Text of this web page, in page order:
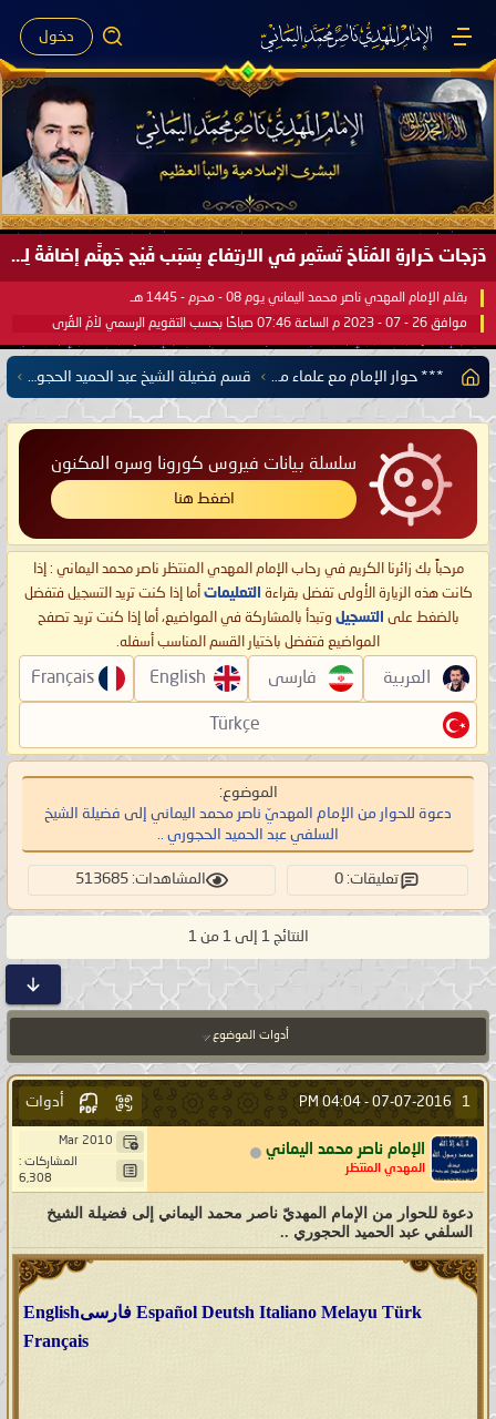
دخول
صَيْفُ سَقَرَ يَبدأُ في اجتياحِ شِتاءِ القُطبِ الشَّمالي كَما وعَدناكُم بالحقِّ لعَامِكم هذا (1445 هـ) ..
بقلم الإمام المهدي ناصر محمد اليماني يوم 18 - جمادى الآخرة - 1445 هـ
موافق 31 - 12 - 2023 م الساعة 07:44 صباحًا بحسب التقويم الرسمي لأمّ القُرى
سلسلة بيانات فيروس كورونا وسره المكنون
اضغط هنا
مرحباً بك زائرنا الكريم في رحاب الإمام المهدي المنتظر ناصر محمد اليماني : إذا
كانت هذه الزيارة الأولى تفضل بقراءة التعليمات أما إذا كنت تريد التسجيل فتفضل
بالضغط على التسجيل وتبدأ بالمشاركة في المواضيع، أما إذا كنت تريد تصفح
المواضيع فتفضل باختيار القسم المناسب أسفله.
العربية فارسی English
Français
Türkçe
الموضوع:
دعوة للحوار من الإمام المهديّ ناصر محمد اليماني إلى فضيلة الشيخ
السلفي عبد الحميد الحجوري ..
تعليقات: 0 المشاهدات: 513685
النتائج 1 إلى 1 من 1
أدوات الموضوع
1
07-07-2016 -
04:04 PM أدوات
الإمام ناصر محمد اليماني
المهدي المنتظر
Mar 2010
المشاركات :
6,308
دعوة للحوار من الإمام المهديّ ناصر محمد اليماني إلى فضيلة الشيخ
السلفي عبد الحميد الحجوري ..
Englishفارسى Español Deutsh Italiano Melayu Türk
Français